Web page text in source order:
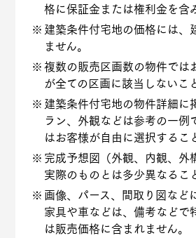
格に保証金または権利金を含
建築条件付宅地の価格には、
ません。
複数の販売区画数の物件では
が全ての区画に該当しないこ
建築条件付宅地の物件詳細に
ラン、外観などは参考の一例
はお客様が自由に選択するこ
完成予想図（外観、内観、外
実際のものとは多少異なるこ
画像、パース、間取り図など
家具や車などは、備考などで
は販売価格に含まれません。